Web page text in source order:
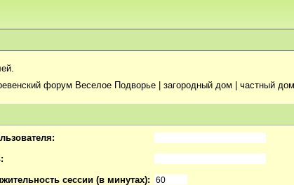
форум Веселое Подворье | загородный дом | частный
сессии (в минутах):